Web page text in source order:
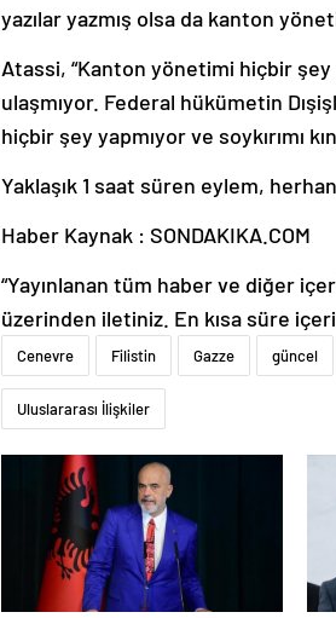
yazılar yazmış olsa da kanton
Atassi, “Kanton yönetimi hiçbir
ulaşmıyor. Federal hükümetin
hiçbir şey yapmıyor ve soykırımı
Yaklaşık 1 saat süren eylem,
Haber Kaynak : SONDAKIKA.COM
“Yayınlanan tüm haber ve diğer
üzerinden iletiniz. En kısa süre
Cenevre Filistin Gazze güncel
Uluslararası İlişkiler